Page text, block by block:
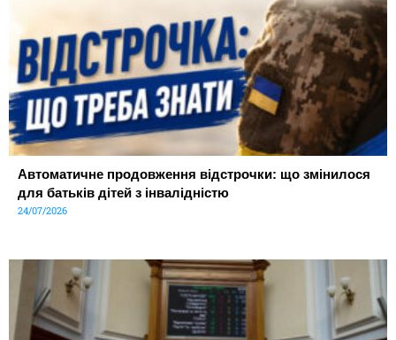
Автоматичне продовження відстрочки: що змінилося
для батьків дітей з інвалідністю
24/07/2026